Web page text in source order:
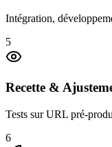
Intégration,
5
Recette &
Tests sur URL pré-
6